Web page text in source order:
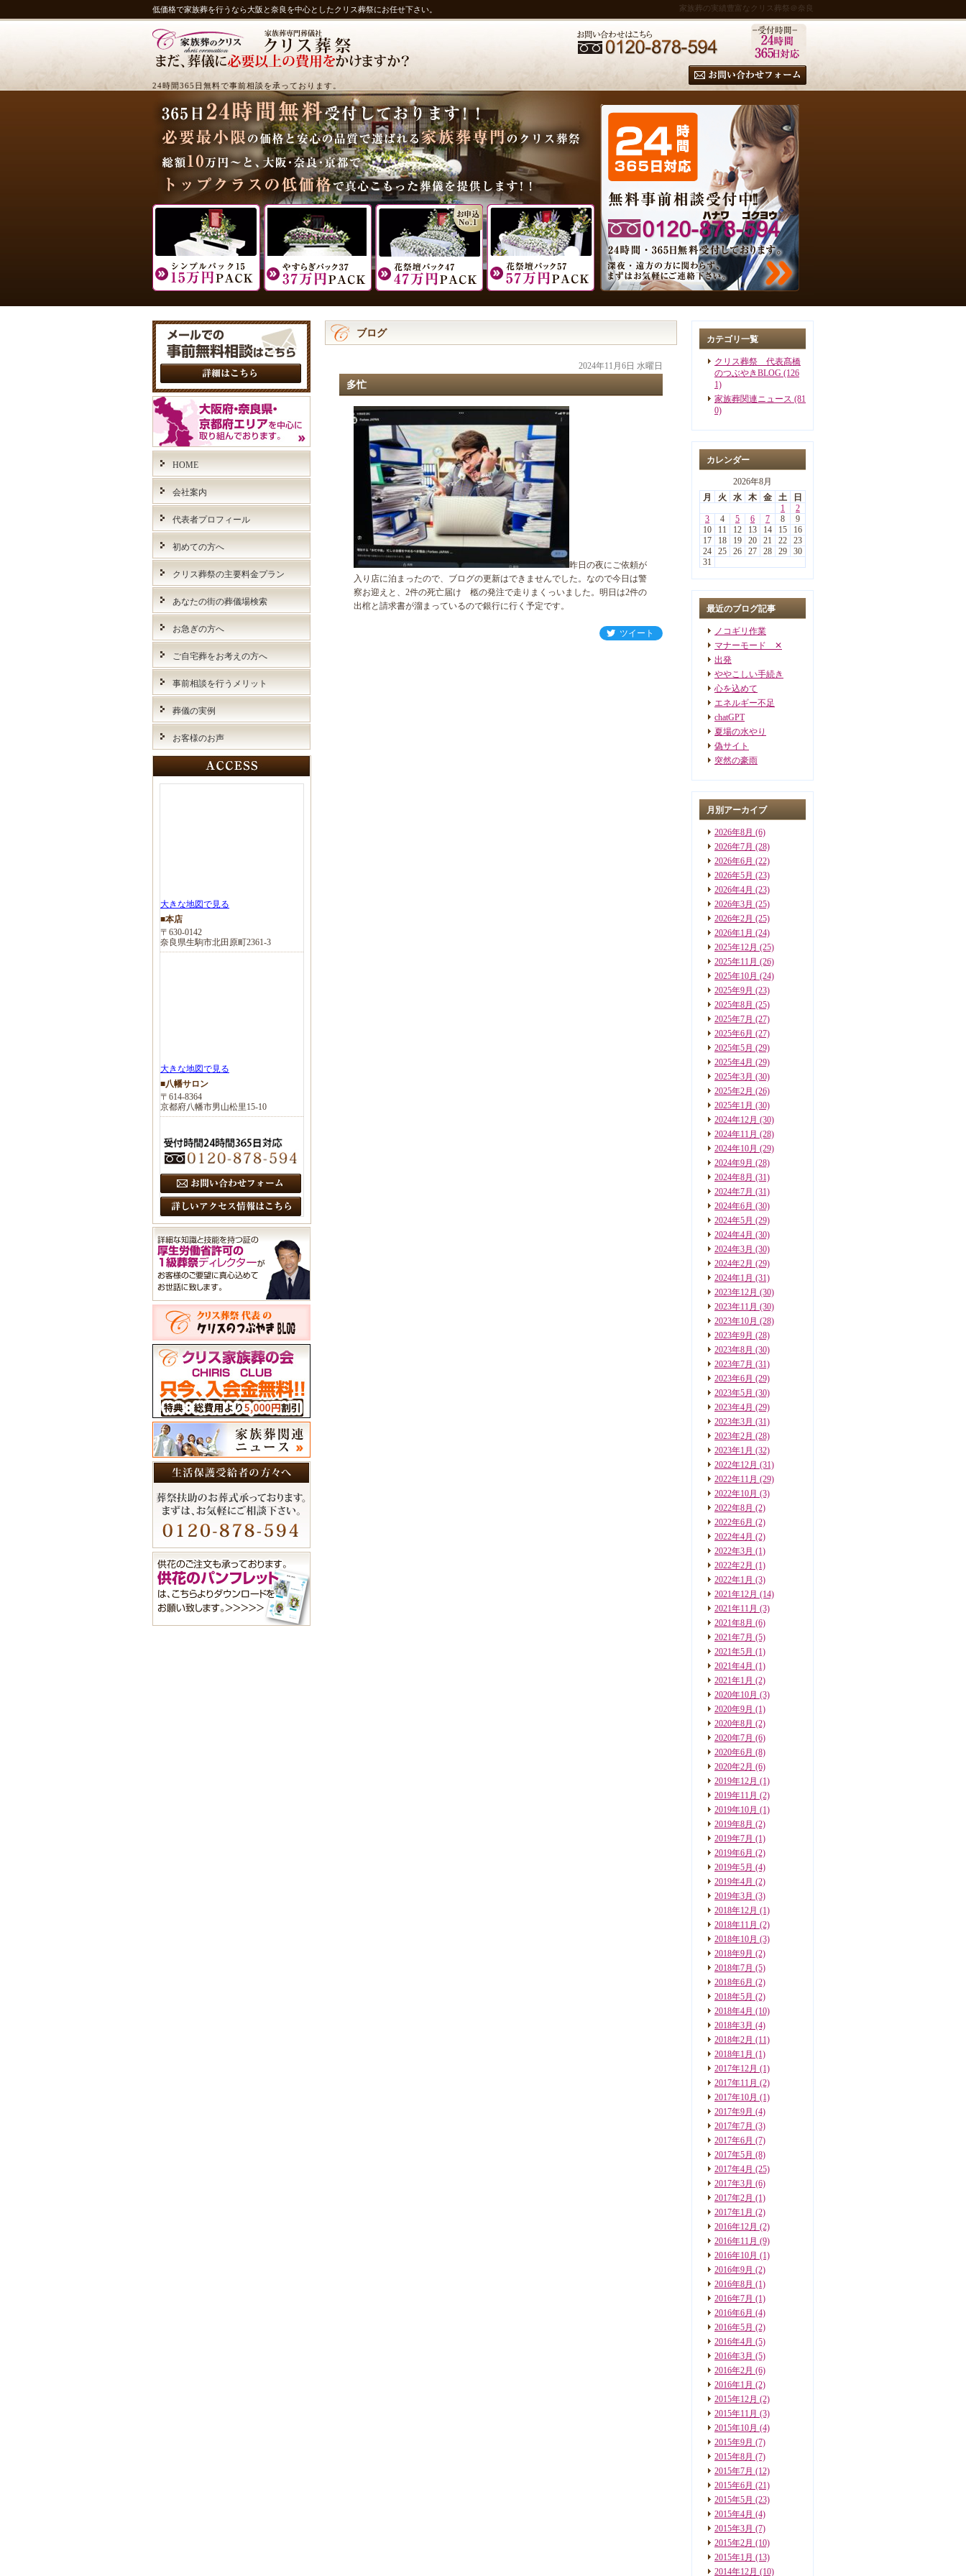
低価格で家族葬を行うなら大阪と奈良を中心としたクリス葬祭にお任せ下さい。 家族葬の実績豊富なクリス葬祭＠奈良
24時間365日無料で事前相談を承っております。
ブログ
2024年11月6日 水曜日
多忙
昨日の夜にご依頼が
入り店に泊まったので、ブログの更新はできませんでした。なので今日は警
察お迎えと、2件の死亡届け 柩の発注で走りまくっいました。明日は2件の
出棺と請求書が溜まっているので銀行に行く予定です。
ツイート
カテゴリ一覧
クリス葬祭 代表髙橋
のつぶやきBLOG (126
1)
家族葬関連ニュース (81
0)
カレンダー
2026年8月
月
火 水 木 金 土
日
1
2
3
4 5 6 7 8
9
10
11 12 13 14 15
16
17
18 19 20 21 22
23
24
25 26 27 28 29
30
31
最近のブログ記事
ノコギリ作業
マナーモード ✕
出発
ややこしい手続き
心を込めて
エネルギー不足
chatGPT
夏場の水やり
偽サイト
突然の豪雨
月別アーカイブ
2026年8月 (6)
2026年7月 (28)
2026年6月 (22)
2026年5月 (23)
2026年4月 (23)
2026年3月 (25)
2026年2月 (25)
2026年1月 (24)
2025年12月 (25)
2025年11月 (26)
2025年10月 (24)
2025年9月 (23)
2025年8月 (25)
2025年7月 (27)
2025年6月 (27)
2025年5月 (29)
2025年4月 (29)
2025年3月 (30)
2025年2月 (26)
2025年1月 (30)
2024年12月 (30)
2024年11月 (28)
2024年10月 (29)
2024年9月 (28)
2024年8月 (31)
2024年7月 (31)
2024年6月 (30)
2024年5月 (29)
2024年4月 (30)
2024年3月 (30)
2024年2月 (29)
2024年1月 (31)
2023年12月 (30)
2023年11月 (30)
2023年10月 (28)
2023年9月 (28)
2023年8月 (30)
2023年7月 (31)
2023年6月 (29)
2023年5月 (30)
2023年4月 (29)
2023年3月 (31)
2023年2月 (28)
2023年1月 (32)
2022年12月 (31)
2022年11月 (29)
2022年10月 (3)
2022年8月 (2)
2022年6月 (2)
2022年4月 (2)
2022年3月 (1)
2022年2月 (1)
2022年1月 (3)
2021年12月 (14)
2021年11月 (3)
2021年8月 (6)
2021年7月 (5)
2021年5月 (1)
2021年4月 (1)
2021年1月 (2)
2020年10月 (3)
2020年9月 (1)
2020年8月 (2)
2020年7月 (6)
2020年6月 (8)
2020年2月 (6)
2019年12月 (1)
2019年11月 (2)
2019年10月 (1)
2019年8月 (2)
2019年7月 (1)
2019年6月 (2)
2019年5月 (4)
2019年4月 (2)
2019年3月 (3)
2018年12月 (1)
2018年11月 (2)
2018年10月 (3)
2018年9月 (2)
2018年7月 (5)
2018年6月 (2)
2018年5月 (2)
2018年4月 (10)
2018年3月 (4)
2018年2月 (11)
2018年1月 (1)
2017年12月 (1)
2017年11月 (2)
2017年10月 (1)
2017年9月 (4)
2017年7月 (3)
2017年6月 (7)
2017年5月 (8)
2017年4月 (25)
2017年3月 (6)
2017年2月 (1)
2017年1月 (2)
2016年12月 (2)
2016年11月 (9)
2016年10月 (1)
2016年9月 (2)
2016年8月 (1)
2016年7月 (1)
2016年6月 (4)
2016年5月 (2)
2016年4月 (5)
2016年3月 (5)
2016年2月 (6)
2016年1月 (2)
2015年12月 (2)
2015年11月 (3)
2015年10月 (4)
2015年9月 (7)
2015年8月 (7)
2015年7月 (12)
2015年6月 (21)
2015年5月 (23)
2015年4月 (4)
2015年3月 (7)
2015年2月 (10)
2015年1月 (13)
2014年12月 (10)
HOME
会社案内
代表者プロフィール
初めての方へ
クリス葬祭の主要料金プラン
あなたの街の葬儀場検索
お急ぎの方へ
ご自宅葬をお考えの方へ
事前相談を行うメリット
葬儀の実例
お客様のお声
大きな地図で見る
■本店
〒630-0142
奈良県生駒市北田原町2361-3
大きな地図で見る
■八幡サロン
〒614-8364
京都府八幡市男山松里15-10